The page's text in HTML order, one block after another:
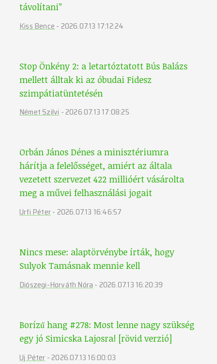
távolítani”
Kiss Bence - 2026.07.13 17:12:24
Stop Önkény 2: a letartóztatott Bús Balázs
mellett álltak ki az óbudai Fidesz
szimpátiatüntetésén
Német Szilvi- 2026.07.13 17:08:25
Orbán János Dénes a minisztériumra
hárítja a felelősséget, amiért az általa
vezetett szervezet 422 millióért vásárolta
meg a művei felhasználási jogait
Urfi Péter- 2026.07.13 16:46:57
Nincs mese: alaptörvénybe írták, hogy
Sulyok Tamásnak mennie kell
Diószegi-Horváth Nóra - 2026.07.13 16:20:39
Borízű hang #278: Most lenne nagy szükség
egy jó Simicska Lajosra! [rövid verzió]
Uj Péter - 2026.07.13 16:00:03